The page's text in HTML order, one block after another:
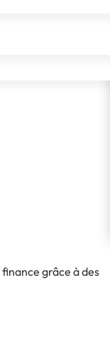
grâce à des